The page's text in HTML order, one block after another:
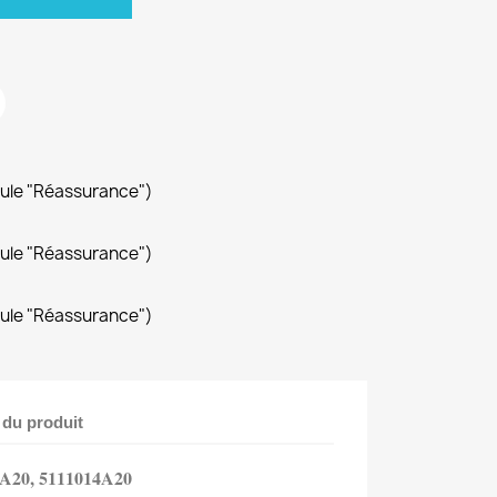
"Réassurance")
"Réassurance")
"Réassurance")
produit
5111014A20